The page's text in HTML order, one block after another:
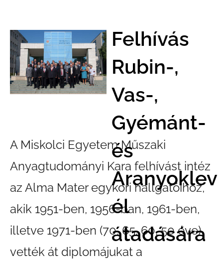
Felhívás
Rubin-,
Vas-,
Gyémánt-
és
Aranyoklev
él
átadására
A Miskolci Egyetem Műszaki
Anyagtudományi Kara felhívást intéz
az Alma Mater egykori hallgatóihoz,
akik 1951-ben, 1956-ban, 1961-ben,
illetve 1971-ben (70, 65, 60, 50 éve)
vették át diplomájukat a